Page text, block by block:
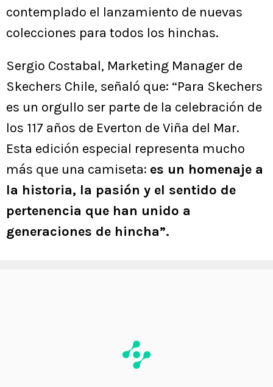
contemplado el lanzamiento de nuevas
colecciones para todos los hinchas.
Sergio Costabal, Marketing Manager de
Skechers Chile, señaló que: “Para Skechers
es un orgullo ser parte de la celebración de
los 117 años de Everton de Viña del Mar.
Esta edición especial representa mucho
más que una camiseta: es un homenaje a
la historia, la pasión y el sentido de
pertenencia que han unido a
generaciones de hincha”.